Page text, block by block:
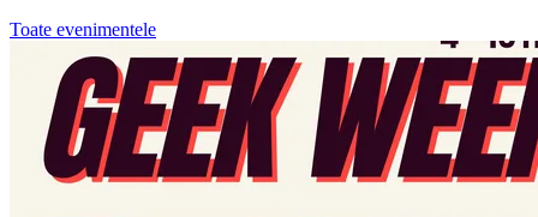
Toate evenimentele